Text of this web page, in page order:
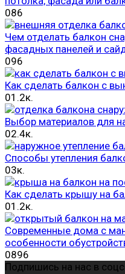
086
Чем отделать балкон
фасадных панелей и
096
Как сделать балкон с
01.2к.
Выбор материалов для
02.4к.
Способы утепления
03к.
Как сделать крышу на
01.2к.
Современные дома с
особенности
0896
Подпишись на нас в